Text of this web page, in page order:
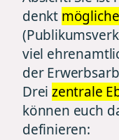
denkt
viel
der
Dreizentrale
können euch
definieren: